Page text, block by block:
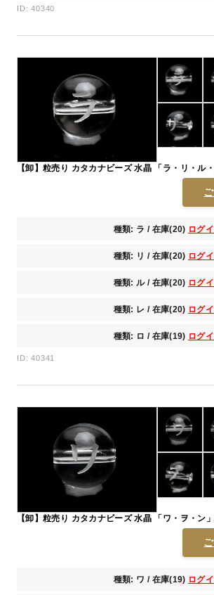
ID: 40340
【卸】粒売り カタカナビーズ 水晶 「ラ・リ・ル
種類: ラ / 在庫(20) ログ
種類: リ / 在庫(20) ログ
種類: ル / 在庫(20) ログ
種類: レ / 在庫(20) ログ
種類: ロ / 在庫(19) ログ
ID: 40341
【卸】粒売り カタカナビーズ 水晶 「ワ・ヲ・ン
種類: ワ / 在庫(19) ログ